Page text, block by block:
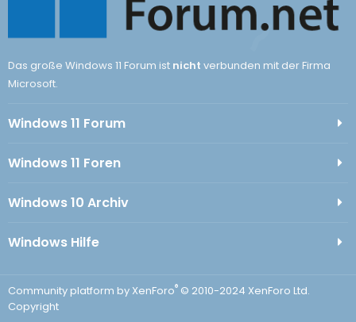
Das große Windows 11 Forum ist nicht verbunden mit der Firma
Microsoft.
Windows 11 Forum
Windows 11 Foren
Windows 10 Archiv
Windows Hilfe
Community platform by XenForo® © 2010-2024 XenForo Ltd.
Copyright